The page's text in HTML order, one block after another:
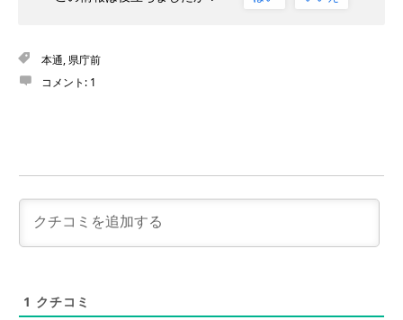
本通, 県庁前
コメント: 1
1 クチコミ